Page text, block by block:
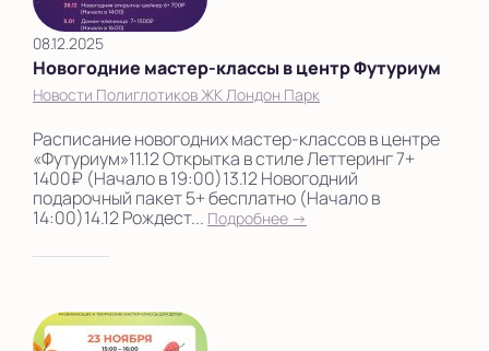
08.12.2025
Новогодние мастер-классы в центр Футуриум
Новости Полиглотиков ЖК Лондон Парк
Расписание новогодних мастер-классов в центре
«Футуриум»11.12 Открытка в стиле Леттеринг 7+
1400₽ (Начало в 19:00)13.12 Новогодний
подарочный пакет 5+ бесплатно (Начало в
14:00)14.12 Рождест... Подробнее →